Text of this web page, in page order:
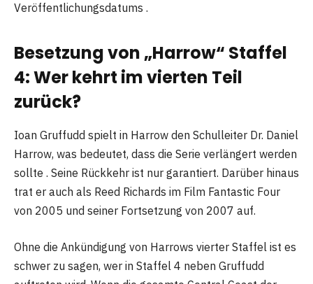
Veröffentlichungsdatums .
Besetzung von „Harrow“ Staffel
4: Wer kehrt im vierten Teil
zurück?
Ioan Gruffudd spielt in Harrow den Schulleiter Dr. Daniel
Harrow, was bedeutet, dass die Serie verlängert werden
sollte . Seine Rückkehr ist nur garantiert. Darüber hinaus
trat er auch als Reed Richards im Film Fantastic Four
von 2005 und seiner Fortsetzung von 2007 auf.
Ohne die Ankündigung von Harrows vierter Staffel ist es
schwer zu sagen, wer in Staffel 4 neben Gruffudd